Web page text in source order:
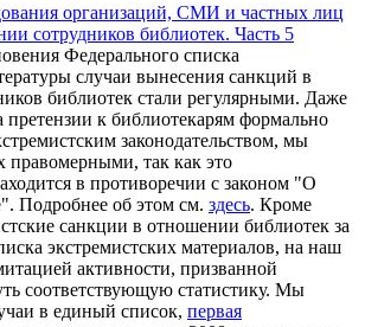
организаций, СМИ и частных лиц
сотрудников библиотек. Часть 5
Федерального списка
случаи вынесения санкций в
библиотек стали регулярными. Даже
претензии к библиотекарям формально
законодательством, мы
правомерными, так как это
в противоречии с законом "О
Подробнее об этом см. здесь. Кроме
санкции в отношении библиотек за
экстремистских материалов, на наш
активности, призванной
соответствующую статистику. Мы
в единый список, первая